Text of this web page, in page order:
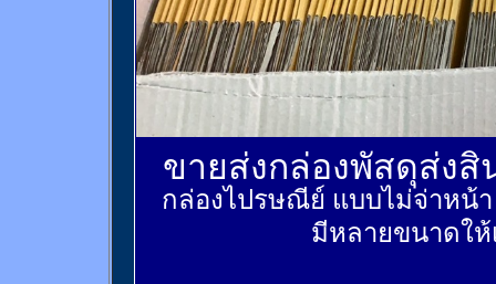
ขายส่งกล่องพัสดุส่ง
กล่องไปรษณีย์ แบบไม่จ่าหน้
มีหลายขนาดให้